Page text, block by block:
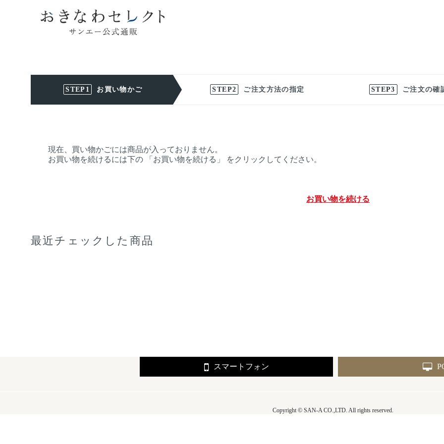
お買い物かご ご注文方法の指定 ご注文の確
現在、買い物かごには商品が入っておりません。
お買い物を続けるには下の 「お買い物を続ける」 をクリックしてください。
>
最近チェックした商品
スマートフォン
Copyright © SAN-A CO.,LTD. All rights reserved.